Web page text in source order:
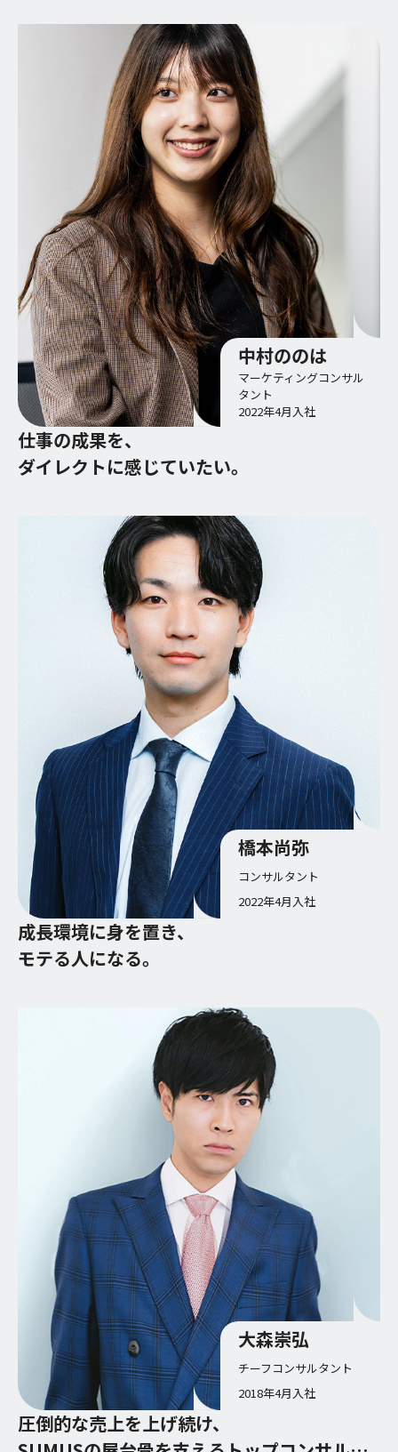
仕事の成果を、
ダイレクトに感じていたい。
中村ののは
マーケティングコンサル
タント
2022年4月入社
成長環境に身を置き、
モテる人になる。
橋本尚弥
コンサルタント
2022年4月入社
圧倒的な売上を上げ続け、
大森崇弘
チーフコンサルタント
2018年4月入社